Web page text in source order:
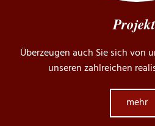
Überzeugen auch Sie sich von
unseren zahlreichen
mehr